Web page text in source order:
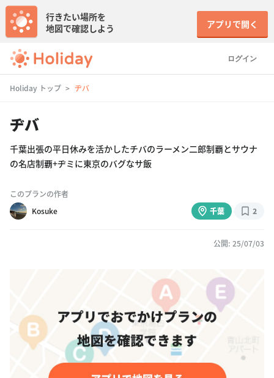
ログイン
行きたい場所を
地図で確認しよう
アプリで開く
Holiday トップ ヂバ
ヂバ
千葉出張の平日休みを活かしたチバのラーメン二郎制覇とサウナ
の名店制覇+ヂミに東京のバグなサ飯
このプランの作者
Kosuke
千葉 2
公開: 25/07/03